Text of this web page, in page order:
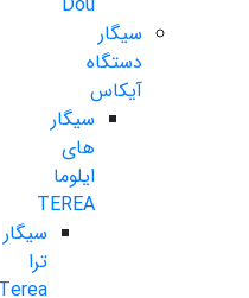
سیگار
دستگاه
آیکاس
سیگار
های
ایلوما
TEREA
سیگار
ترا
Terea